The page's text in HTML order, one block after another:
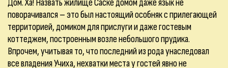
Дом. Ха! Назвать жилище Саске домом даже язык не
поворачивался – это был настоящий особняк с прилегающей
территорией, домиком для прислуги и даже гостевым
коттеджем, построенным возле небольшого прудика.
Впрочем, учитывая то, что последний из рода унаследовал
все владения Учиха, нехватки места у гостей явно не